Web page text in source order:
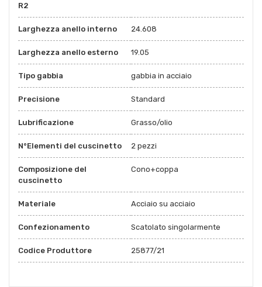
R2
Larghezza anello interno 24.608
Larghezza anello esterno 19.05
Tipo gabbia gabbia in acciaio
Precisione Standard
Lubrificazione Grasso/olio
N°Elementi del cuscinetto 2 pezzi
Composizione del
cuscinetto
Cono+coppa
Materiale Acciaio su acciaio
Confezionamento Scatolato singolarmente
Codice Produttore 25877/21